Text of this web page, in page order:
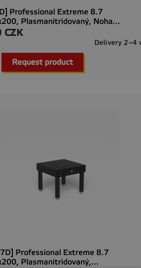
Professional Extreme 8.7
Plasmanitridovaný, Noha...
CZK
Delivery 2–4
Request product
Professional Extreme 8.7
Plasmanitridovaný,...